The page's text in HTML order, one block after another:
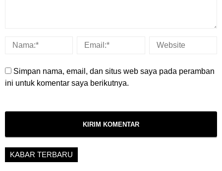
Simpan nama, email, dan situs web saya pada peramban
ini untuk komentar saya berikutnya.
KABAR TERBARU